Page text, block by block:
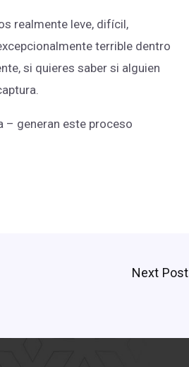
realmente leve, difícil,
terrible dentro
si quieres saber si alguien
– generan este proceso
Next Post